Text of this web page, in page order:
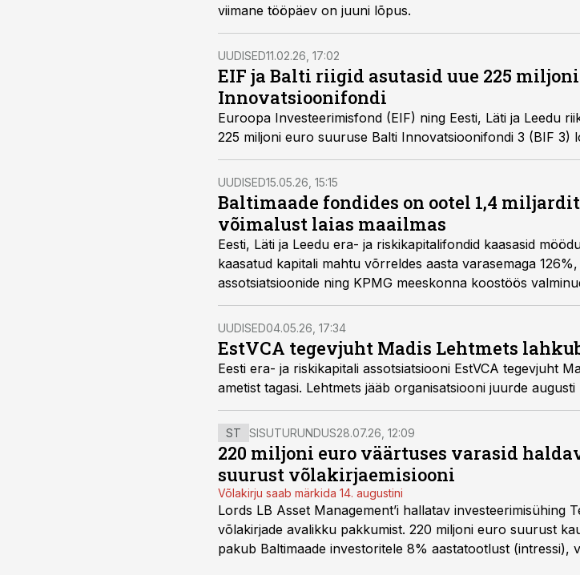
viimane tööpäev on juuni lõpus.
UUDISED11.02.26, 17:02
EIF ja Balti riigid asutasid uue 225
Innovatsioonifondi
Euroopa Investeerimisfond (EIF) ning Eesti, Läti ja Leedu
225 miljoni euro suuruse Balti Innovatsioonifondi 3 (BIF 3)
UUDISED15.05.26, 15:15
Baltimaade fondides on ootel 1,4
võimalust laias maailmas
Eesti, Läti ja Leedu era- ja riskikapitalifondid kaasasid
kaasatud kapitali mahtu võrreldes aasta varasemaga
assotsiatsioonide ning KPMG meeskonna koostöös
UUDISED04.05.26, 17:34
EstVCA tegevjuht Madis Lehtmets
Eesti era- ja riskikapitali assotsiatsiooni EstVCA tegevjuht
ametist tagasi. Lehtmets jääb organisatsiooni juurde
ST SISUTURUNDUS28.07.26, 12:09
220 miljoni euro väärtuses varasid
suurust võlakirjaemisiooni
Võlakirju saab märkida 14. augustini
Lords LB Asset Management’i hallatav investeerimisühing
võlakirjade avalikku pakkumist. 220 miljoni euro suurust
pakub Baltimaade investoritele 8% aastatootlust (intressi),